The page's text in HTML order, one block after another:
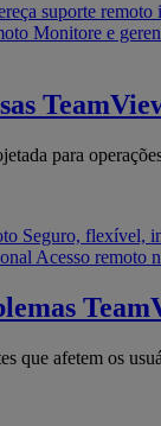
suporte remoto
Monitore e
para
Seguro, flexível,
Acesso remoto
que afetem os